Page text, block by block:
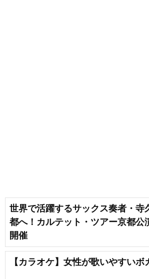
世界で活躍するサックス奏者・寺
都へ！カルテット・ツアー京都公
開催
【カラオケ】女性が歌いやすいボ